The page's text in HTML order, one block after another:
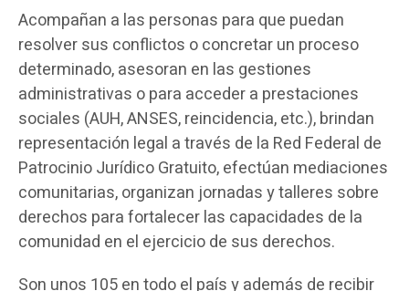
Acompañan a las personas para que puedan
resolver sus conflictos o concretar un proceso
determinado, asesoran en las gestiones
administrativas o para acceder a prestaciones
sociales (AUH, ANSES, reincidencia, etc.), brindan
representación legal a través de la Red Federal de
Patrocinio Jurídico Gratuito, efectúan mediaciones
comunitarias, organizan jornadas y talleres sobre
derechos para fortalecer las capacidades de la
comunidad en el ejercicio de sus derechos.
Son unos 105 en todo el país y además de recibir